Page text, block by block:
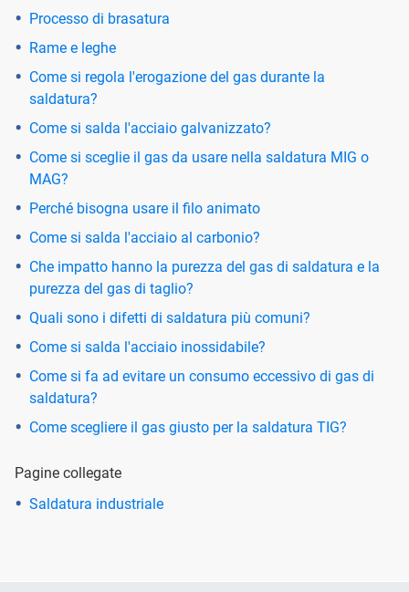
Processo di brasatura
Rame e leghe
Come si regola l'erogazione del gas durante la
saldatura?
Come si salda l'acciaio galvanizzato?
Come si sceglie il gas da usare nella saldatura MIG o
MAG?
Perché bisogna usare il filo animato
Come si salda l'acciaio al carbonio?
Che impatto hanno la purezza del gas di saldatura e la
purezza del gas di taglio?
Quali sono i difetti di saldatura più comuni?
Come si salda l'acciaio inossidabile?
Come si fa ad evitare un consumo eccessivo di gas di
saldatura?
Come scegliere il gas giusto per la saldatura TIG?
Pagine collegate
Saldatura industriale